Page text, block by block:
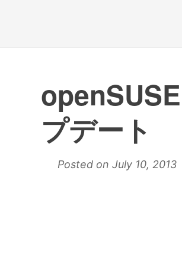
プデート
Posted on July 10, 2013